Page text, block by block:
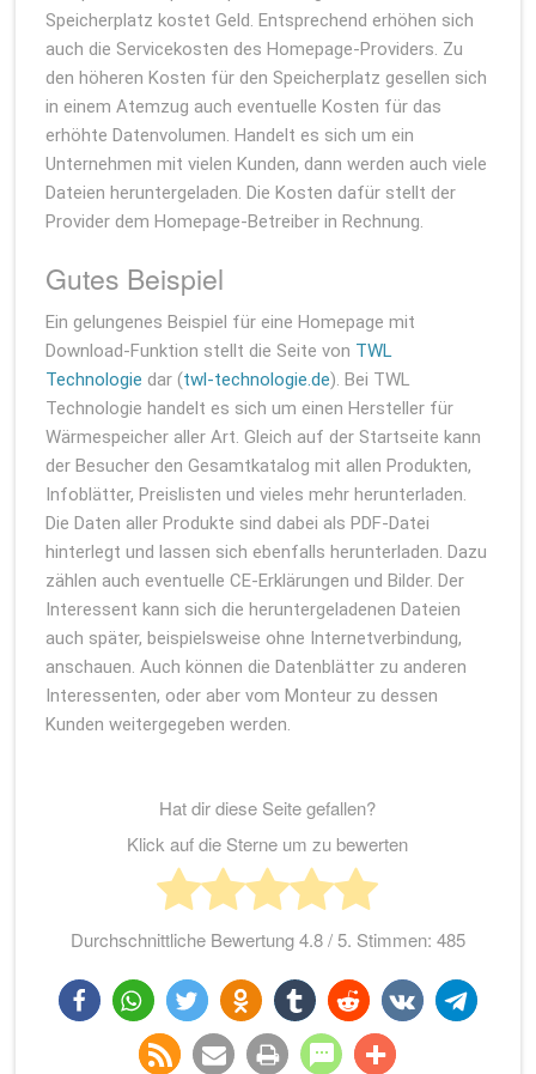
Speicherplatz kostet Geld. Entsprechend erhöhen sich
auch die Servicekosten des Homepage-Providers. Zu
den höheren Kosten für den Speicherplatz gesellen sich
in einem Atemzug auch eventuelle Kosten für das
erhöhte Datenvolumen. Handelt es sich um ein
Unternehmen mit vielen Kunden, dann werden auch viele
Dateien heruntergeladen. Die Kosten dafür stellt der
Provider dem Homepage-Betreiber in Rechnung.
Gutes Beispiel
Ein gelungenes Beispiel für eine Homepage mit
Download-Funktion stellt die Seite von TWL
Technologie dar (twl-technologie.de). Bei TWL
Technologie handelt es sich um einen Hersteller für
Wärmespeicher aller Art. Gleich auf der Startseite kann
der Besucher den Gesamtkatalog mit allen Produkten,
Infoblätter, Preislisten und vieles mehr herunterladen.
Die Daten aller Produkte sind dabei als PDF-Datei
hinterlegt und lassen sich ebenfalls herunterladen. Dazu
zählen auch eventuelle CE-Erklärungen und Bilder. Der
Interessent kann sich die heruntergeladenen Dateien
auch später, beispielsweise ohne Internetverbindung,
anschauen. Auch können die Datenblätter zu anderen
Interessenten, oder aber vom Monteur zu dessen
Kunden weitergegeben werden.
Hat dir diese Seite gefallen?
Klick auf die Sterne um zu bewerten
Durchschnittliche Bewertung4.8/ 5. Stimmen: 485
teilen twittern teilen teilen teilen teilen